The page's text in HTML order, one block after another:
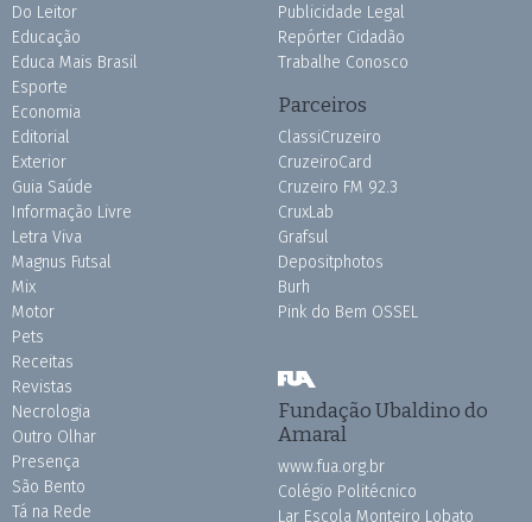
Do Leitor
Educação
Educa Mais Brasil
Esporte
Economia
Editorial
Exterior
Guia Saúde
Informação Livre
Letra Viva
Magnus Futsal
Mix
Motor
Pets
Receitas
Revistas
Necrologia
Outro Olhar
Presença
São Bento
Tá na Rede
Publicidade Legal
Repórter Cidadão
Trabalhe Conosco
Parceiros
ClassiCruzeiro
CruzeiroCard
Cruzeiro FM 92.3
CruxLab
Grafsul
Depositphotos
Burh
Pink do Bem OSSEL
Fundação Ubaldino do
Amaral
www.fua.org.br
Colégio Politécnico
Lar Escola Monteiro Lobato